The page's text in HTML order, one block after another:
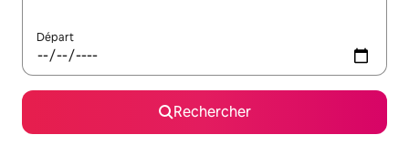
Départ
Rechercher